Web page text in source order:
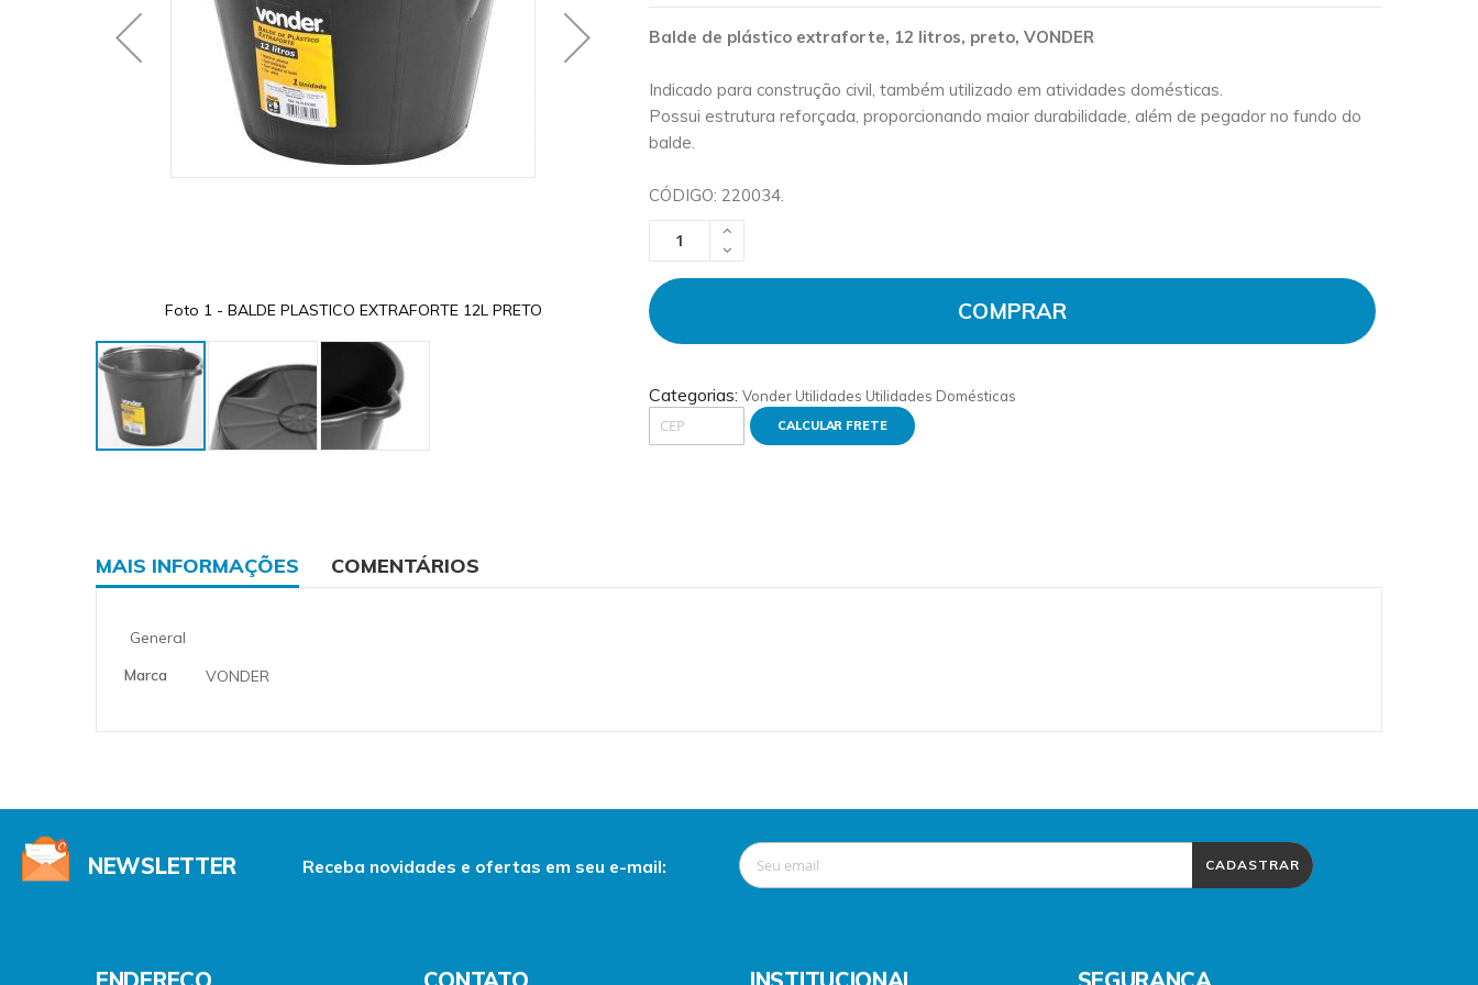
Balde de plástico extraforte, 12 litros, preto, VONDER
Indicado para construção civil, também utilizado em atividades domésticas.
Possui estrutura reforçada, proporcionando maior durabilidade, além de pegador no fundo do
balde.
CÓDIGO: 220034.
COMPRAR
Categorias:Vonder Utilidades Utilidades Domésticas
CALCULAR FRETE
Foto 1 - BALDE PLASTICO EXTRAFORTE 12L PRETO Foto 2 - BALDE PLASTICO EXTRAFORTE 12L PRETO
the
MAIS INFORMAÇÕES
More
General
Marca
VONDER
COMENTÁRIOS
NEWSLETTER Receba novidades e ofertas em seu e-mail: CADASTRAR